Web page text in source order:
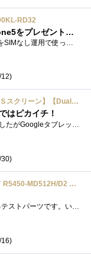
RD32
サンタクロースはZenFone5をプレゼントしてくれました。
12)
【n70双撃】【原道】【ＩＰＳスクリーン】【Dual Core】 タブレット ＰＣ 本体
はピカイチ！
当初はAurora2を狙っていましたがGoogleタブレットが格安で発売の情報を聞き取り止め。 しかし、日本未発売で結局、3万前後するということでこれ�...
30)
MSI Computer ビデオカード R5450-MD512H/D2 R5450-MD512H/D2
テスト用に買ったと思われるテストパーツです。いつどこでいくらで買ったかもわかりませんｗとりあえずあるのです！
16)